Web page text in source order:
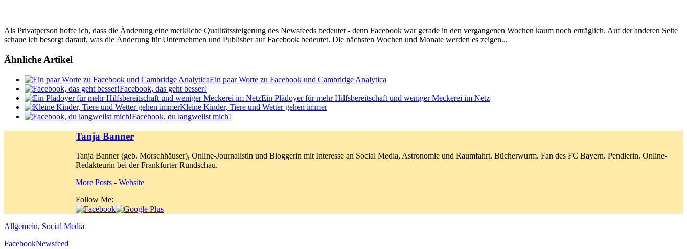
Als Privatperson hoffe ich, dass die Änderung eine merkliche Qualitätssteigerung des Newsfeeds bedeutet - denn Facebook war gerade in den vergangenen Wochen kaum noch erträglich. Auf der anderen Seite
schaue ich besorgt darauf, was die Änderung für Unternehmen und Publisher auf Facebook bedeutet. Die nächsten Wochen und Monate werden es zeigen...
Ähnliche Artikel
Ein paar Worte zu Facebook und Cambridge Analytica
Facebook, das geht besser!
Ein Plädoyer für mehr Hilfsbereitschaft und weniger Meckerei im Netz
Kleine Kinder, Tiere und Wetter gehen immer
Facebook, du langweilst mich!
Tanja Banner
Tanja Banner (geb. Morschhäuser), Online-Journalistin und Bloggerin mit Interesse an Social Media, Astronomie und Raumfahrt. Bücherwurm. Fan des FC Bayern. Pendlerin. Online-
Redakteurin bei der Frankfurter Rundschau.
More Posts - Website
Follow Me:
Allgemein, Social Media
FacebookNewsfeed